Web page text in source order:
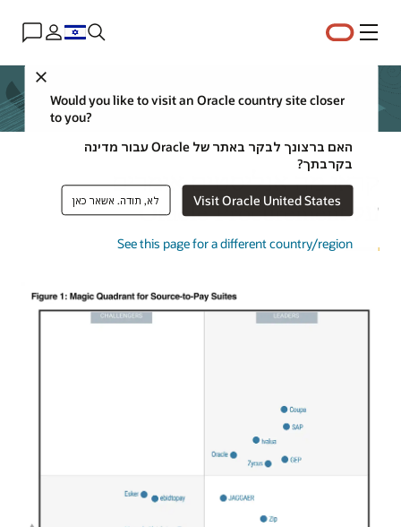
תפריט
Would you like to visit an Oracle country site closer
to you?
האם ברצונך לבקר באתר של Oracle עבור מדינה
בקרבתך?
Visit Oracle United States לא, תודה. אשאר כאן
See this page for a different country/region
קראו מה אנליסטים אומרים
על Oracle Procurement